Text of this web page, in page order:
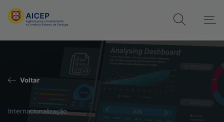
Voltar
Internacionalização